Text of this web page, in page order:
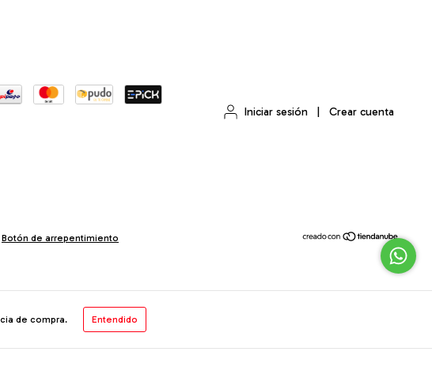
de compra. Entendido
Iniciar sesión Crear cuenta
Botón de arrepentimiento